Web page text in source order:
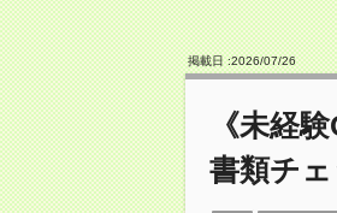
掲載日 :2026/07/26
《未経
書類チ